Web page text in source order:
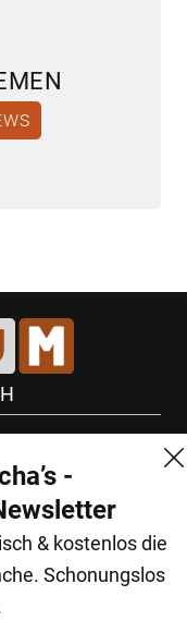
-
& kostenlos die
Schonungslos